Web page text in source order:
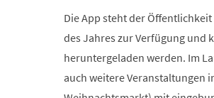
Die App steht der
des Jahres zur Verfügung und
heruntergeladen werden. Im
auch weitere Veranstaltungen